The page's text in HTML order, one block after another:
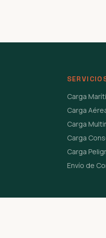
Carga
Carga
Carga
Carga
Carga
Envío de